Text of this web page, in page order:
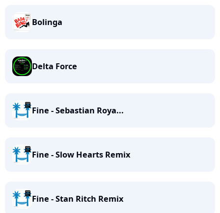
Bolinga
Delta Force
Fine - Sebastian Roya...
Fine - Slow Hearts Remix
Fine - Stan Ritch Remix